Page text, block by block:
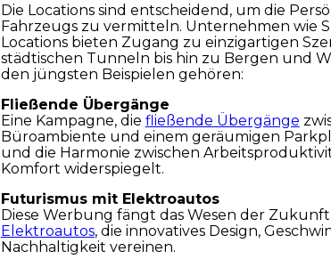
Die Locations sind entscheidend, um die
Fahrzeugs zu vermitteln. Unternehmen wie
Locations bieten Zugang zu einzigartigen
städtischen Tunneln bis hin zu Bergen und
den jüngsten Beispielen gehören:
Fließende Übergänge
Eine Kampagne, die fließende Übergänge
Büroambiente und einem geräumigen
und die Harmonie zwischen
Komfort widerspiegelt.
Futurismus mit Elektroautos
Diese Werbung fängt das Wesen der Zukunft
Elektroautos, die innovatives Design,
Nachhaltigkeit vereinen.
Akzeptieren